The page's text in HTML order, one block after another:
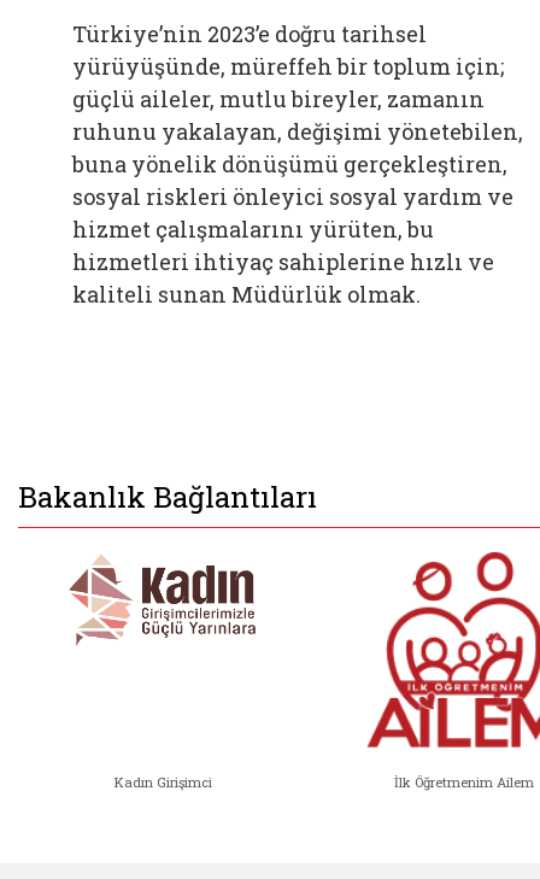
Türkiye’nin 2023’e doğru tarihsel
yürüyüşünde, müreffeh bir toplum için;
güçlü aileler, mutlu bireyler, zamanın
ruhunu yakalayan, değişimi yönetebilen,
buna yönelik dönüşümü gerçekleştiren,
sosyal riskleri önleyici sosyal yardım ve
hizmet çalışmalarını yürüten, bu
hizmetleri ihtiyaç sahiplerine hızlı ve
kaliteli sunan Müdürlük olmak.
Bakanlık Bağlantıları
Kadın Girişimci İlk Öğretmenim Ailem